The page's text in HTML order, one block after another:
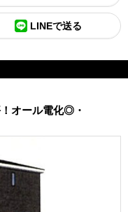
LINEで送る
オール電化◎・